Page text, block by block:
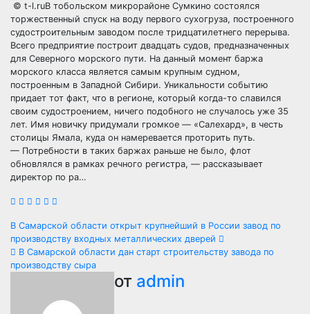
© t-l.ruВ тобольском микрорайоне Сумкино состоялся
торжественный спуск на воду первого сухогруза, построенного
судостроительным заводом после тридцатилетнего перерыва.
Всего предприятие построит двадцать судов, предназначенных
для Северного морского пути. На данный момент баржа
морского класса является самым крупным судном,
построенным в Западной Сибири. Уникальности событию
придает тот факт, что в регионе, который когда-то славился
своим судостроением, ничего подобного не случалось уже 35
лет. Имя новичку придумали громкое — «Салехард», в честь
столицы Ямала, куда он намеревается проторить путь.
— Потребности в таких баржах раньше не было, флот
обновлялся в рамках речного регистра, — рассказывает
директор по ра…
Навигация
по
В Самарской области открыт крупнейший в России завод по
производству входных металлических дверей
В Самарской области дан старт строительству завода по
производству сыра
от admin